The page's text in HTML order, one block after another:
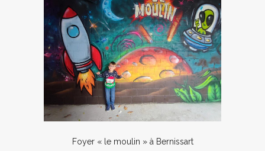
Foyer « le moulin » à Bernissart